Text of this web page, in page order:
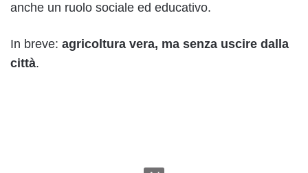
anche un ruolo sociale ed educativo.
In breve: agricoltura vera, ma senza uscire dalla
città.